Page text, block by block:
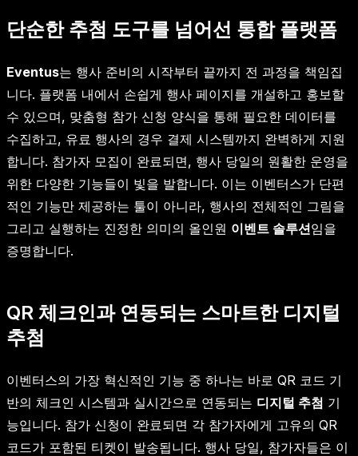
단순한 추첨 도구를 넘어선 통합 플랫폼
Eventus는 행사 준비의 시작부터 끝까지 전 과정을 책임집
니다. 플랫폼 내에서 손쉽게 행사 페이지를 개설하고 홍보할
수 있으며, 맞춤형 참가 신청 양식을 통해 필요한 데이터를
수집하고, 유료 행사의 경우 결제 시스템까지 완벽하게 지원
합니다. 참가자 모집이 완료되면, 행사 당일의 원활한 운영을
위한 다양한 기능들이 빛을 발합니다. 이는 이벤터스가 단편
적인 기능만 제공하는 툴이 아니라, 행사의 전체적인 그림을
그리고 실행하는 진정한 의미의 올인원 이벤트 솔루션임을
증명합니다.
QR 체크인과 연동되는 스마트한 디지털
추첨
이벤터스의 가장 혁신적인 기능 중 하나는 바로 QR 코드 기
반의 체크인 시스템과 실시간으로 연동되는 디지털 추첨 기
능입니다. 참가 신청이 완료되면 각 참가자에게 고유의 QR
코드가 포함된 티켓이 발송됩니다. 행사 당일, 참가자들은 이